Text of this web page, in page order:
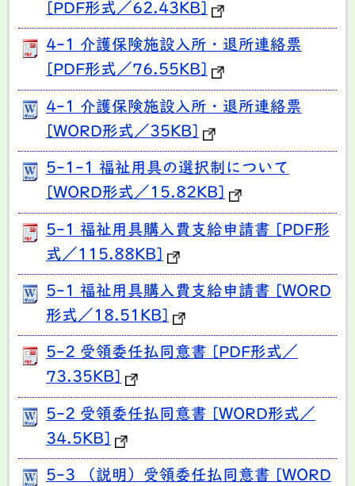
[PDF形式／62.43KB]
4-1 介護保険施設入所・退所連絡票
[PDF形式／76.55KB]
4-1 介護保険施設入所・退所連絡票
[WORD形式／35KB]
5-1-1 福祉用具の選択制について
[WORD形式／15.82KB]
5-1 福祉用具購入費支給申請書 [PDF形
式／115.88KB]
5-1 福祉用具購入費支給申請書 [WORD
形式／18.51KB]
5-2 受領委任払同意書 [PDF形式／
73.35KB]
5-2 受領委任払同意書 [WORD形式／
34.5KB]
5-3 （説明）受領委任払同意書 [WORD